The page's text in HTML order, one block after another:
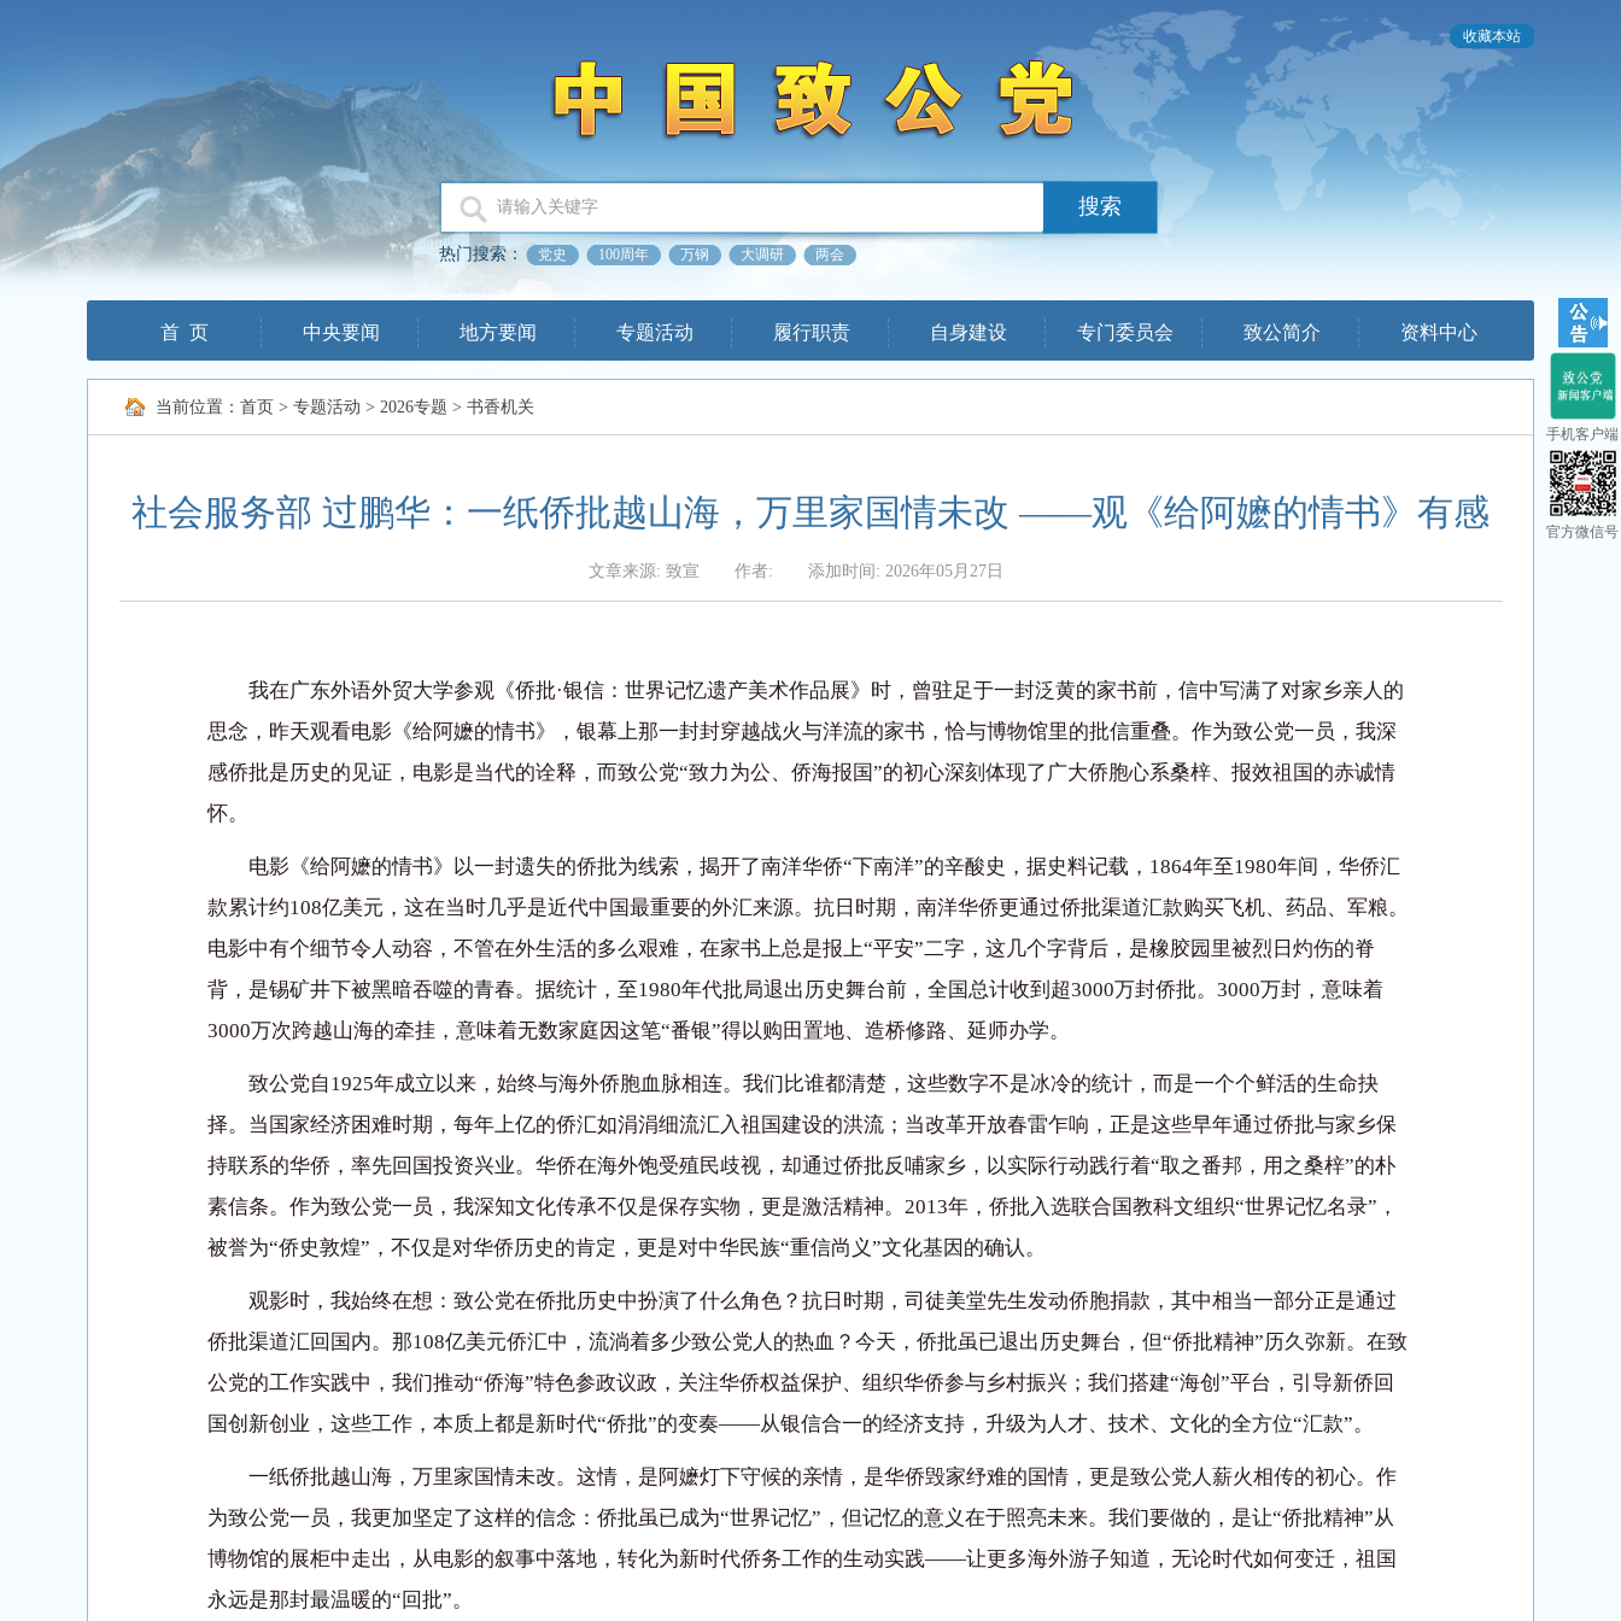
手机客户端
官方微信号
收藏本站
热门搜索： 党史 100周年 万钢 大调研 两会
首 页 中央要闻 地方要闻 专题活动 履行职责 自身建设 专门委员会 致公简介 资料中心
当前位置： 首页 > 专题活动 > 2026专题 > 书香机关
社会服务部 过鹏华：一纸侨批越山海，万里家国情未改 ——观《给阿嬷的情书》有感
文章来源: 致宣 作者: 添加时间: 2026年05月27日
我在广东外语外贸大学参观《侨批·银信：世界记忆遗产美术作品展》时，曾驻足于一封泛黄的家书前，信中写满了对家乡亲人的
思念，昨天观看电影《给阿嬷的情书》，银幕上那一封封穿越战火与洋流的家书，恰与博物馆里的批信重叠。作为致公党一员，我深
感侨批是历史的见证，电影是当代的诠释，而致公党“致力为公、侨海报国”的初心深刻体现了广大侨胞心系桑梓、报效祖国的赤诚情
怀。
电影《给阿嬷的情书》以一封遗失的侨批为线索，揭开了南洋华侨“下南洋”的辛酸史，据史料记载，1864年至1980年间，华侨汇
款累计约108亿美元，这在当时几乎是近代中国最重要的外汇来源。抗日时期，南洋华侨更通过侨批渠道汇款购买飞机、药品、军粮。
电影中有个细节令人动容，不管在外生活的多么艰难，在家书上总是报上“平安”二字，这几个字背后，是橡胶园里被烈日灼伤的脊
背，是锡矿井下被黑暗吞噬的青春。据统计，至1980年代批局退出历史舞台前，全国总计收到超3000万封侨批。3000万封，意味着
3000万次跨越山海的牵挂，意味着无数家庭因这笔“番银”得以购田置地、造桥修路、延师办学。
致公党自1925年成立以来，始终与海外侨胞血脉相连。我们比谁都清楚，这些数字不是冰冷的统计，而是一个个鲜活的生命抉
择。当国家经济困难时期，每年上亿的侨汇如涓涓细流汇入祖国建设的洪流；当改革开放春雷乍响，正是这些早年通过侨批与家乡保
持联系的华侨，率先回国投资兴业。华侨在海外饱受殖民歧视，却通过侨批反哺家乡，以实际行动践行着“取之番邦，用之桑梓”的朴
素信条。作为致公党一员，我深知文化传承不仅是保存实物，更是激活精神。2013年，侨批入选联合国教科文组织“世界记忆名录”，
被誉为“侨史敦煌”，不仅是对华侨历史的肯定，更是对中华民族“重信尚义”文化基因的确认。
观影时，我始终在想：致公党在侨批历史中扮演了什么角色？抗日时期，司徒美堂先生发动侨胞捐款，其中相当一部分正是通过
侨批渠道汇回国内。那108亿美元侨汇中，流淌着多少致公党人的热血？今天，侨批虽已退出历史舞台，但“侨批精神”历久弥新。在致
公党的工作实践中，我们推动“侨海”特色参政议政，关注华侨权益保护、组织华侨参与乡村振兴；我们搭建“海创”平台，引导新侨回
国创新创业，这些工作，本质上都是新时代“侨批”的变奏——从银信合一的经济支持，升级为人才、技术、文化的全方位“汇款”。
一纸侨批越山海，万里家国情未改。这情，是阿嬷灯下守候的亲情，是华侨毁家纾难的国情，更是致公党人薪火相传的初心。作
为致公党一员，我更加坚定了这样的信念：侨批虽已成为“世界记忆”，但记忆的意义在于照亮未来。我们要做的，是让“侨批精神”从
博物馆的展柜中走出，从电影的叙事中落地，转化为新时代侨务工作的生动实践——让更多海外游子知道，无论时代如何变迁，祖国
永远是那封最温暖的“回批”。